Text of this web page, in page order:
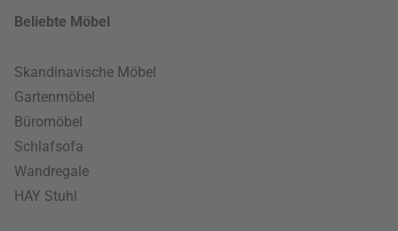
Beliebte Möbel
Skandinavische Möbel
Gartenmöbel
Büromöbel
Schlafsofa
Wandregale
HAY Stuhl